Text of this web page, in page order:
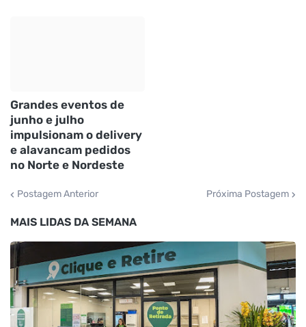
Grandes eventos de
junho e julho
impulsionam o delivery
e alavancam pedidos
no Norte e Nordeste
Postagem Anterior Próxima Postagem
MAIS LIDAS DA SEMANA